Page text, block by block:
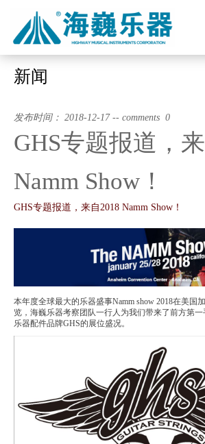
新闻
发布时间： 2018-12-17 -- comments 0
GHS专题报道，
Namm Show！
GHS专题报道，来自2018 Namm Show！
本年度全球最大的乐器盛事Namm show 2018在美国
览，海巍乐器考察团队一行人为我们带来了前方第
乐器配件品牌GHS的展位盛况。